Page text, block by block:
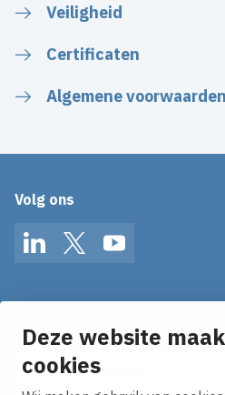
Deze website
cookies
Veiligheid
Certificaten
Algemene voorwaarden
Volg ons
LinkedInTwitterYouTube
Ontvang onze nieuws alerts
E-mailadres